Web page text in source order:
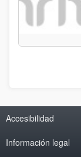
Accesibilidad
Información legal